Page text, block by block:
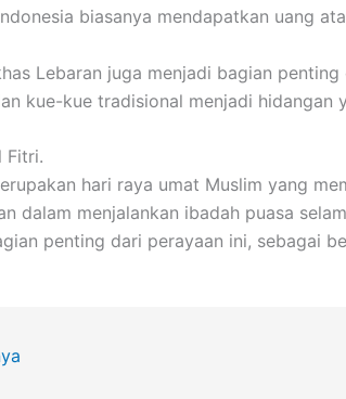
biasanya mendapatkan uang
Lebaran juga menjadi bagian
kue-kue tradisional menjadi hidangan
Fitri.
hari raya umat Muslim yang
dalam menjalankan ibadah puasa
penting dari perayaan ini, sebagai